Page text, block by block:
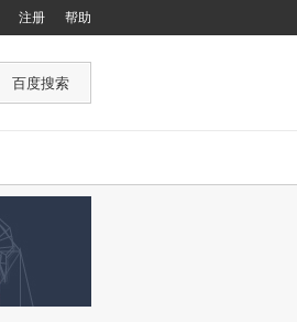
帮助
注册